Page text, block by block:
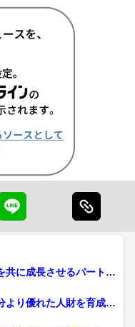
共に成長させるパートナ
より優れた人財を育成す